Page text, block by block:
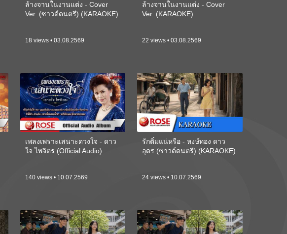
ล้างจานในงานแต่ง - Cover
Ver. (ซาวด์ดนตรี) (KARAOKE)
18 views • 03.08.2569
ล้างจานในงานแต่ง - Cover
Ver. (KARAOKE)
22 views • 03.08.2569
เพลงเพราะเสนาะดวงใจ - ดาว
ใจ ไพจิตร (Official Audio)
140 views • 10.07.2569
รักติ๋มแน่หรือ - หงษ์ทอง ดาว
อุดร (ซาวด์ดนตรี) (KARAOKE)
24 views • 10.07.2569